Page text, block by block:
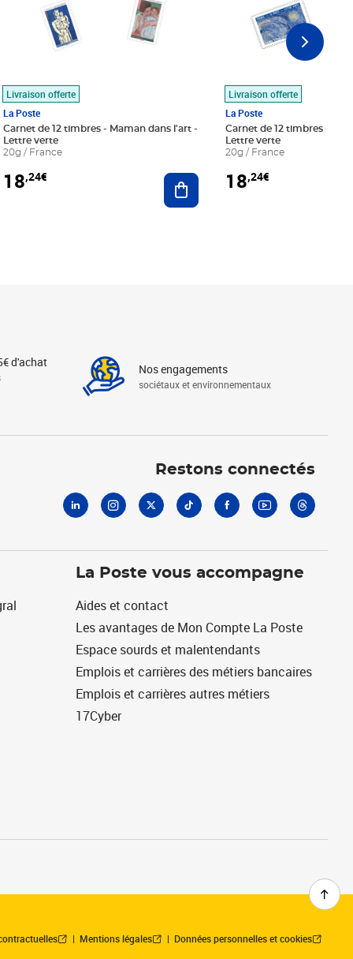
au panier
Livraison offerte
La Poste
Carnet de 12 timbres - Maman dans l'art -
Lettre verte
20g / France
18,24€ Ajouter au panier
Livraison offerte
La Poste
Carnet de 12 timbres - Le
Lettre verte
20g / France
18,24€
d'achat Nos engagements
sociétaux et environnementaux
Restons connectés
La Poste vous accompagne
Aides et contact
Les avantages de Mon Compte La Poste
Espace sourds et malentendants
Emplois et carrières des métiers bancaires
Emplois et carrières autres métiers
17Cyber
Mentions légales Données personnelles et cookies